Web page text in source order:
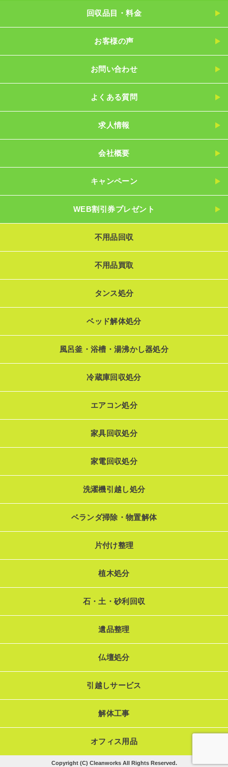
回収品目・料金
お客様の声
お問い合わせ
よくある質問
求人情報
会社概要
キャンペーン
WEB割引券プレゼント
不用品回収
不用品買取
タンス処分
ベッド解体処分
風呂釜・浴槽・湯沸かし器処分
冷蔵庫回収処分
エアコン処分
家具回収処分
家電回収処分
洗濯機引越し処分
ベランダ掃除・物置解体
片付け整理
植木処分
石・土・砂利回収
遺品整理
仏壇処分
引越しサービス
解体工事
オフィス用品
Copyright (C) Cleanworks All Rights Reserved.